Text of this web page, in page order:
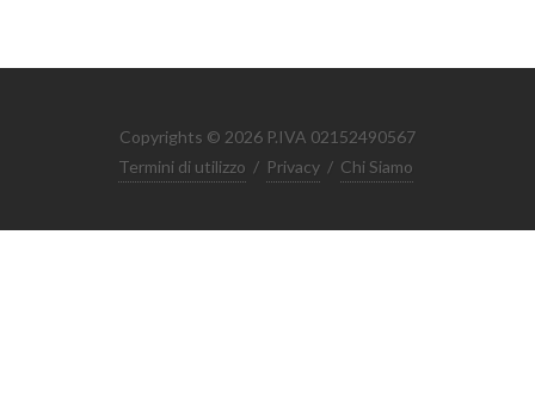
Copyrights © 2026 P.IVA 02152490567
Termini di utilizzo / Privacy / Chi Siamo